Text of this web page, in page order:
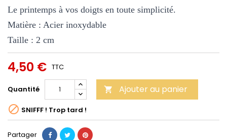
Le printemps à vos doigts en toute simplicité.
Matière : Acier inoxydable
Taille : 2 cm
4,50 € TTC
Quantité  Ajouter au panier
 SNIFFF ! Trop tard !
Partager